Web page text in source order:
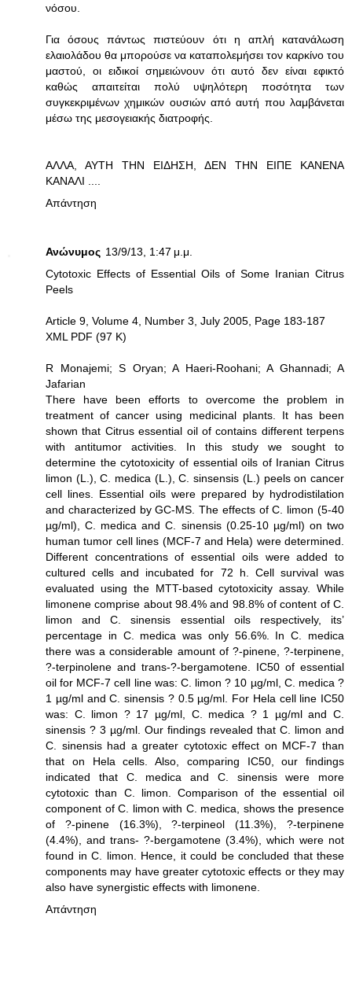
νόσου.
Για όσους πάντως πιστεύουν ότι η απλή κατανάλωση
ελαιολάδου θα μπορούσε να καταπολεμήσει τον καρκίνο του
μαστού, οι ειδικοί σημειώνουν ότι αυτό δεν είναι εφικτό
καθώς απαιτείται πολύ υψηλότερη ποσότητα των
συγκεκριμένων χημικών ουσιών από αυτή που λαμβάνεται
μέσω της μεσογειακής διατροφής.
ΑΛΛΑ, ΑΥΤΗ ΤΗΝ ΕΙΔΗΣΗ, ΔΕΝ ΤΗΝ ΕΙΠΕ ΚΑΝΕΝΑ
ΚΑΝΑΛΙ ....
Απάντηση
Ανώνυμος 13/9/13, 1:47 μ.μ.
Cytotoxic Effects of Essential Oils of Some Iranian Citrus
Peels
Article 9, Volume 4, Number 3, July 2005, Page 183-187
XML PDF (97 K)
R Monajemi; S Oryan; A Haeri-Roohani; A Ghannadi; A
Jafarian
There have been efforts to overcome the problem in
treatment of cancer using medicinal plants. It has been
shown that Citrus essential oil of contains different terpens
with antitumor activities. In this study we sought to
determine the cytotoxicity of essential oils of Iranian Citrus
limon (L.), C. medica (L.), C. sinsensis (L.) peels on cancer
cell lines. Essential oils were prepared by hydrodistilation
and characterized by GC-MS. The effects of C. limon (5-40
µg/ml), C. medica and C. sinensis (0.25-10 µg/ml) on two
human tumor cell lines (MCF-7 and Hela) were determined.
Different concentrations of essential oils were added to
cultured cells and incubated for 72 h. Cell survival was
evaluated using the MTT-based cytotoxicity assay. While
limonene comprise about 98.4% and 98.8% of content of C.
limon and C. sinensis essential oils respectively, its’
percentage in C. medica was only 56.6%. In C. medica
there was a considerable amount of ?-pinene, ?-terpinene,
?-terpinolene and trans-?-bergamotene. IC50 of essential
oil for MCF-7 cell line was: C. limon ? 10 µg/ml, C. medica ?
1 µg/ml and C. sinensis ? 0.5 µg/ml. For Hela cell line IC50
was: C. limon ? 17 µg/ml, C. medica ? 1 µg/ml and C.
sinensis ? 3 µg/ml. Our findings revealed that C. limon and
C. sinensis had a greater cytotoxic effect on MCF-7 than
that on Hela cells. Also, comparing IC50, our findings
indicated that C. medica and C. sinensis were more
cytotoxic than C. limon. Comparison of the essential oil
component of C. limon with C. medica, shows the presence
of ?-pinene (16.3%), ?-terpineol (11.3%), ?-terpinene
(4.4%), and trans- ?-bergamotene (3.4%), which were not
found in C. limon. Hence, it could be concluded that these
components may have greater cytotoxic effects or they may
also have synergistic effects with limonene.
Απάντηση